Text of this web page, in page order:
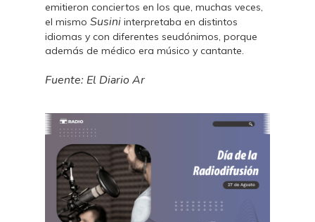
emitieron conciertos en los que, muchas veces,
el mismo Susini interpretaba en distintos
idiomas y con diferentes seudónimos, porque
además de médico era músico y cantante.
Fuente: El Diario Ar